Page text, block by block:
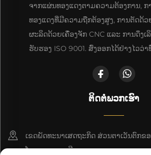
ຈາກແຜ່ນທອງແດງຕາມຄວາມຕ້ອງການ,
ທອງແດງທີ່ມີຄວາມຖືກຕ້ອງສູງ, ການຕັດດ້ວ
ຜະລິດດ້ວຍເຄື່ອງຈັກ CNC ແລະ ການດຶງເ
ຮັບຮອງ ISO 9001. ສົ່ງອອກໄດ້ຢ່າງໄວວ່າ
ຕິດຕໍ່ພວກເຮົາ
ເຂດພັດທະນາເສດຖະກິດ ສ່ວນຕາເວັນຕົກຂອ
ໂຈວ, ແຂວງເຫຫີ